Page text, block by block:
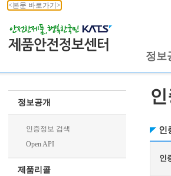
<본문 바로가기>
정보
정보공개
인증정보 검색
Open API
제품리콜
인
인